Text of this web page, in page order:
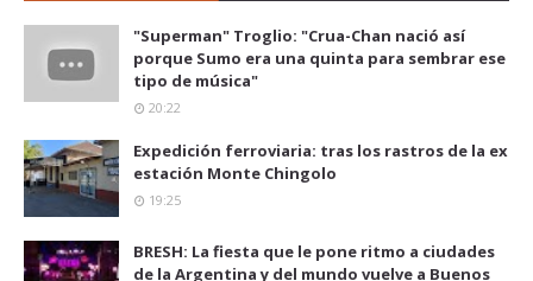
"Superman" Troglio: "Crua-Chan nació así
porque Sumo era una quinta para sembrar ese
tipo de música"
20:22
Expedición ferroviaria: tras los rastros de la ex
estación Monte Chingolo
19:25
BRESH: La fiesta que le pone ritmo a ciudades
de la Argentina y del mundo vuelve a Buenos